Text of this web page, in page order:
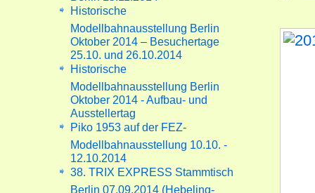
Historische
Modellbahnausstellung Berlin
Oktober 2014 – Besuchertage
25.10. und 26.10.2014
Historische
Modellbahnausstellung Berlin
Oktober 2014 - Aufbau- und
Ausstellertag
Piko 1953 auf der FEZ-
Modellbahnausstellung 10.10. -
12.10.2014
38. TRIX EXPRESS Stammtisch
Berlin 07.09.2014 (Hebeling-